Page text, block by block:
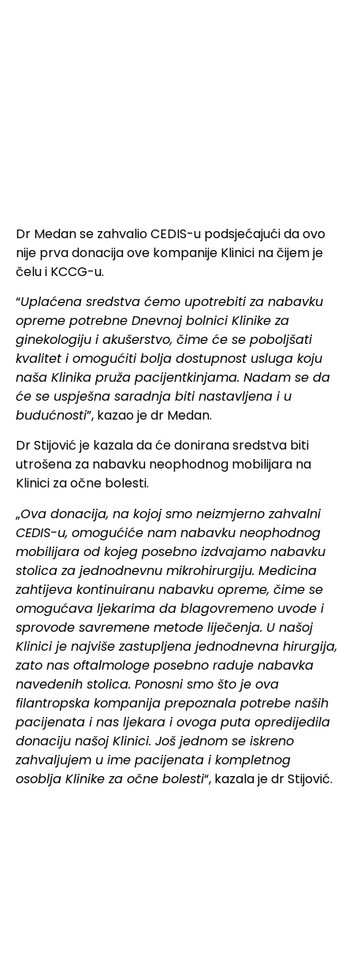
Dr Medan se zahvalio CEDIS-u podsjećajući da ovo
nije prva donacija ove kompanije Klinici na čijem je
čelu i KCCG-u.
“Uplaćena sredstva ćemo upotrebiti za nabavku
opreme potrebne Dnevnoj bolnici Klinike za
ginekologiju i akušerstvo, čime će se poboljšati
kvalitet i omogućiti bolja dostupnost usluga koju
naša Klinika pruža pacijentkinjama. Nadam se da
će se uspješna saradnja biti nastavljena i u
budućnosti”, kazao je dr Medan.
Dr Stijović je kazala da će donirana sredstva biti
utrošena za nabavku neophodnog mobilijara na
Klinici za očne bolesti.
„Ova donacija, na kojoj smo neizmjerno zahvalni
CEDIS-u, omogućiće nam nabavku neophodnog
mobilijara od kojeg posebno izdvajamo nabavku
stolica za jednodnevnu mikrohirurgiju. Medicina
zahtijeva kontinuiranu nabavku opreme, čime se
omogućava ljekarima da blagovremeno uvode i
sprovode savremene metode liječenja. U našoj
Klinici je najviše zastupljena jednodnevna hirurgija,
zato nas oftalmologe posebno raduje nabavka
navedenih stolica. Ponosni smo što je ova
filantropska kompanija prepoznala potrebe naših
pacijenata i nas ljekara i ovoga puta opredijedila
donaciju našoj Klinici. Još jednom se iskreno
zahvaljujem u ime pacijenata i kompletnog
osoblja Klinike za očne bolesti“, kazala je dr Stijović.